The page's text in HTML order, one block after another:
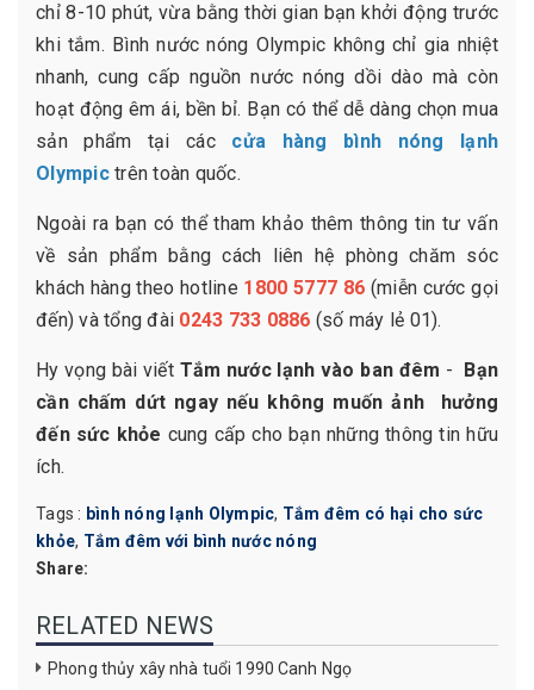
chỉ 8-10 phút, vừa bằng thời gian bạn khởi động trước
khi tắm. Bình nước nóng Olympic không chỉ gia nhiệt
nhanh, cung cấp nguồn nước nóng dồi dào mà còn
hoạt động êm ái, bền bỉ. Bạn có thể dễ dàng chọn mua
sản phẩm tại các cửa hàng bình nóng lạnh
Olympictrên toàn quốc.
Ngoài ra bạn có thể tham khảo thêm thông tin tư vấn
về sản phẩm bằng cách liên hệ phòng chăm sóc
khách hàng theo hotline 1800 5777 86 (miễn cước gọi
đến) và tổng đài 0243 733 0886 (số máy lẻ 01).
Hy vọng bài viết Tắm nước lạnh vào ban đêm -
Bạn
cần chấm dứt ngay nếu không muốn ảnh hưởng
đến sức khỏe cung cấp cho bạn những thông tin hữu
ích.
Tags : bình nóng lạnh Olympic, Tắm đêm có hại cho sức
khỏe, Tắm đêm với bình nước nóng
Share:
RELATED NEWS
Phong thủy xây nhà tuổi 1990 Canh Ngọ